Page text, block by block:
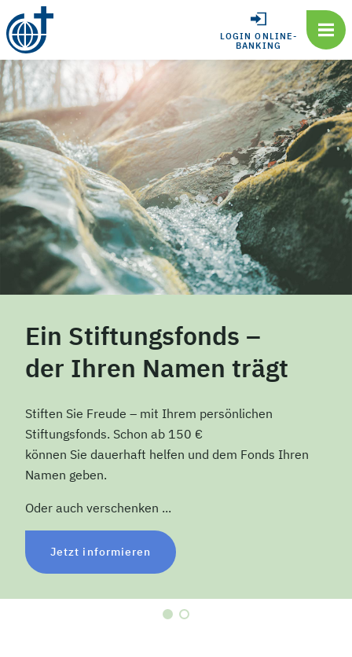
LOGIN ONLINE-
BANKING
Ein Stiftungsfonds –
der Ihren Namen trägt
Stiften Sie Freude – mit Ihrem persönlichen
Stiftungsfonds. Schon ab 150 €
können Sie dauerhaft helfen und dem Fonds Ihren
Namen geben.
Oder auch verschenken ...
Jetzt informieren